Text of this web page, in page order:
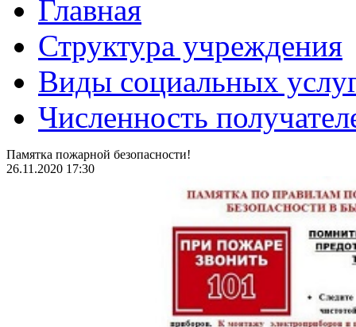
Главная
Структура учреждения
Виды социальных
Численность
Памятка пожарной безопасности!
26.11.2020 17:30